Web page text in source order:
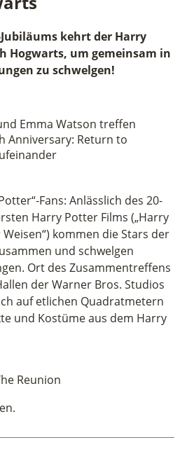
kehrt der Harry
Hogwarts, um gemeinsam in
zu schwelgen!
Fans: Anlässlich des 20-
Harry Potter Films („Harry
kommen die Stars der
und schwelgen
Ort des Zusammentreffens
der Warner Bros. Studios
auf etlichen Quadratmetern
und Kostüme aus dem Harry
Reunion